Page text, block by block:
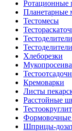
Ротационные
Планетарные
Тестомесы
Тестоделители
Хлеборезки
Кремоварки
Листы
Расстойные
Формовочные
Шприцы-